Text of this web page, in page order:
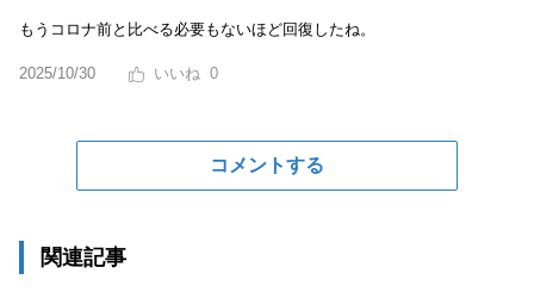
もうコロナ前と比べる必要もないほど回復したね。
2025/10/30 0
コメントする
関連記事